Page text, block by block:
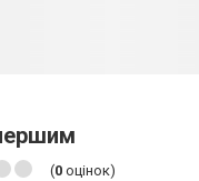
(0 оцінок)